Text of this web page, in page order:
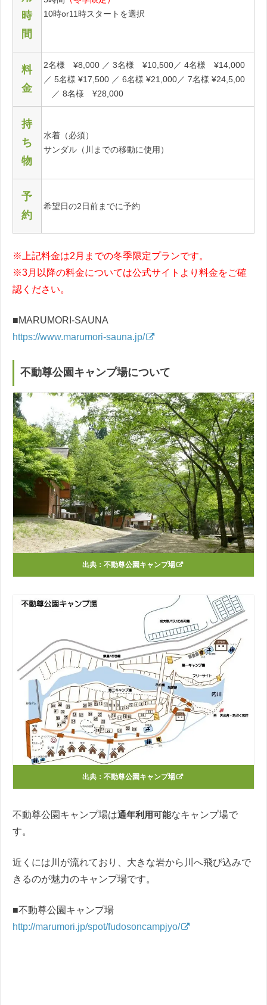
時
間
10時or11時スタートを選択
料
金
2名様 ¥8,000 ／ 3名様 ¥10,500／ 4名様 ¥14,000
／ 5名様 ¥17,500 ／ 6名様 ¥21,000／ 7名様 ¥24,5,00
／ 8名様 ¥28,000
持
ち
物
水着（必須）
サンダル（川までの移動に使用）
予
約
希望日の2日前までに予約
※上記料金は2月までの冬季限定プランです。
※3月以降の料金については公式サイトより料金をご確
認ください。
■MARUMORI-SAUNA
https://www.marumori-sauna.jp/
不動尊公園キャンプ場について
出典： 不動尊公園キャンプ場
出典： 不動尊公園キャンプ場
不動尊公園キャンプ場は通年利用可能なキャンプ場で
す。
近くには川が流れており、大きな岩から川へ飛び込みで
きるのが魅力のキャンプ場です。
■不動尊公園キャンプ場
http://marumori.jp/spot/fudosoncampjyo/